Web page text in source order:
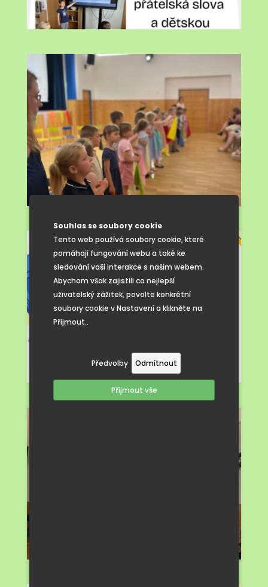
Souhlas se soubory cookie
Tento web používá soubory cookie, které
pomáhají fungování webu a také ke
sledování vaší interakce s naším webem.
Abychom však zajistili co nejlepší
uživatelský zážitek, povolte konkrétní
soubory cookie v Nastavení a klikněte na
Přijmout..
Předvolby Odmítnout
Příjmout vše